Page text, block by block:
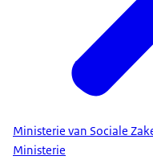
Ministerie van Sociale
Ministerie